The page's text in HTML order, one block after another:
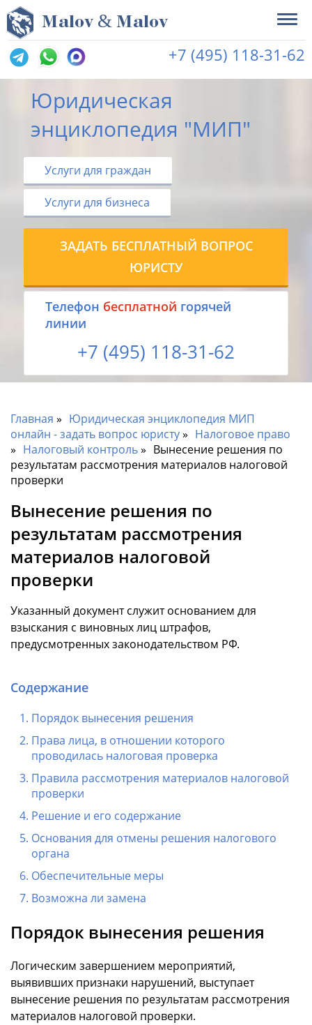
Malov & Malov
+7 (495) 118-31-62
Юридическая
энциклопедия "МИП"
Услуги для граждан
Услуги для бизнеса
ЗАДАТЬ БЕСПЛАТНЫЙ ВОПРОС
ЮРИСТУ
Tелефон бесплатной горячей
линии
+7 (495) 118-31-62
Главная
Юридическая энциклопедия МИП
онлайн - задать вопрос юристу
Налоговое право
Налоговый контроль
Вынесение решения по
результатам рассмотрения материалов налоговой
проверки
Вынесение решения по
результатам рассмотрения
материалов налоговой
проверки
Указанный документ служит основанием для
взыскания с виновных лиц штрафов,
предусмотренных законодательством РФ.
Содержание
Порядок вынесения решения
Права лица, в отношении которого
проводилась налоговая проверка
Правила рассмотрения материалов налоговой
проверки
Решение и его содержание
Основания для отмены решения налогового
органа
Обеспечительные меры
Возможна ли замена
Порядок вынесения решения
Логическим завершением мероприятий,
выявивших признаки нарушений, выступает
вынесение решения по результатам рассмотрения
материалов налоговой проверки.